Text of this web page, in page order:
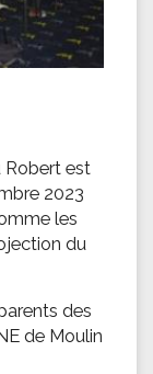
Robert est
2023
les
du
des
de Moulin